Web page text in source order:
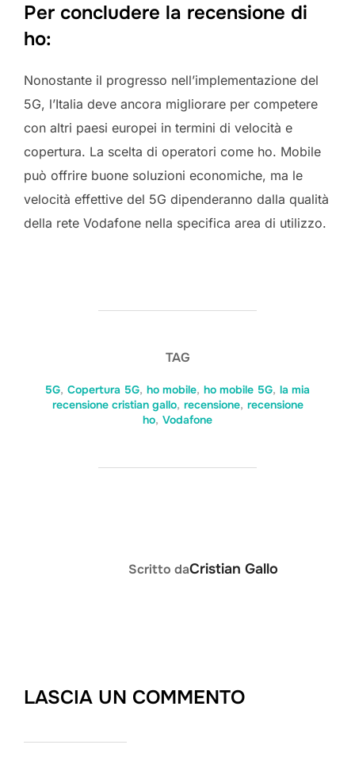
Per concludere la recensione di
ho:
Nonostante il progresso nell’implementazione del
5G, l’Italia deve ancora migliorare per competere
con altri paesi europei in termini di velocità e
copertura. La scelta di operatori come ho. Mobile
può offrire buone soluzioni economiche, ma le
velocità effettive del 5G dipenderanno dalla qualità
della rete Vodafone nella specifica area di utilizzo.
TAG
5G, Copertura 5G, ho mobile, ho mobile 5G, la mia
recensione cristian gallo, recensione, recensione
ho, Vodafone
Scritto daCristian Gallo
LASCIA UN COMMENTO